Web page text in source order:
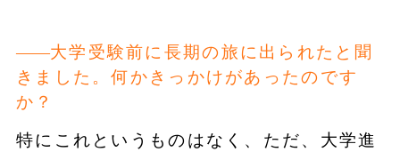
大学受験前に長期の旅に出られたと聞
きました。何かきっかけがあったのです
か？
特にこれというものはなく、ただ、大学進